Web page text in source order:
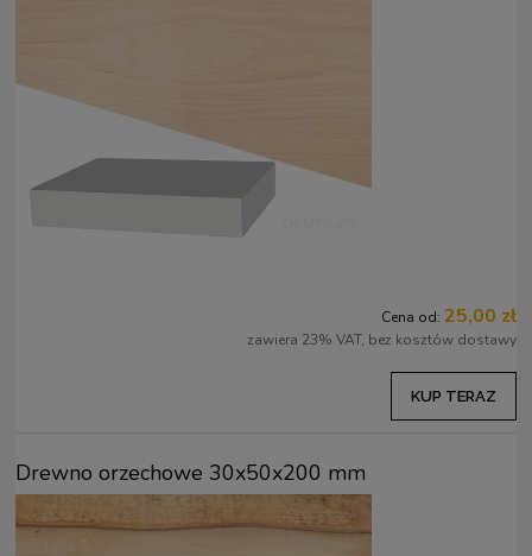
Cena od: 25,00 zł
zawiera 23% VAT, bez kosztów dostawy
KUP TERAZ
Drewno orzechowe 30x50x200 mm